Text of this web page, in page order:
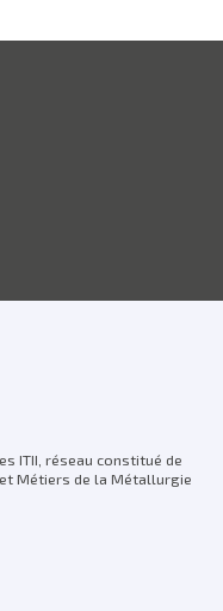
ITII, réseau constitué de
Métiers de la Métallurgie